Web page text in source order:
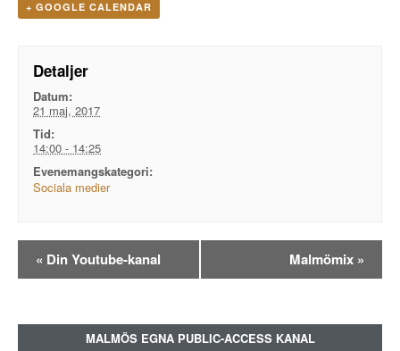
+ GOOGLE CALENDAR
Detaljer
Datum:
21 maj, 2017
Tid:
14:00 - 14:25
Evenemangskategori:
Sociala medier
Evenemangsnavigation
« Din Youtube-kanal Malmömix »
MALMÖS EGNA PUBLIC-ACCESS KANAL